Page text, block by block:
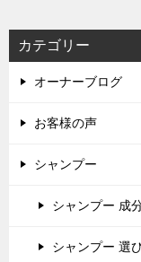
カテゴリー
オーナーブログ
お客様の声
シャンプー
シャンプー 成
シャンプー 選